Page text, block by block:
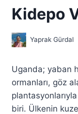
Kidepo
Yaprak Gürdal
Uganda; yaban
ormanları, göz
biri. Ülkenin